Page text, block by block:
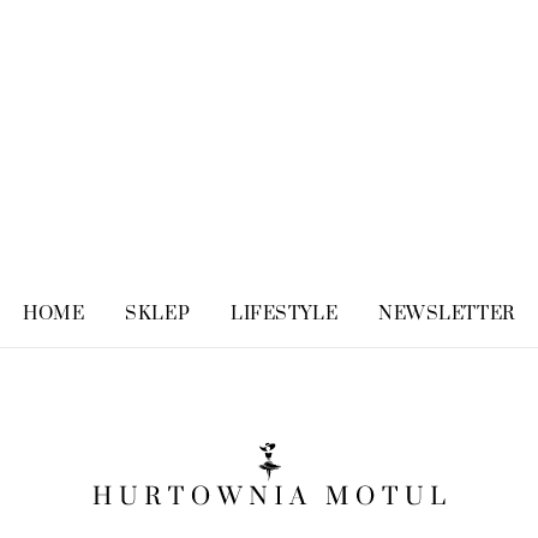
HOME SKLEP LIFESTYLE NEWSLETTER